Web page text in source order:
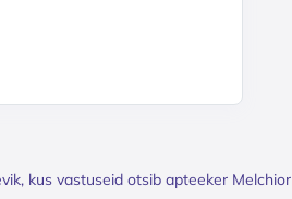
kus vastuseid otsib apteeker Melchior